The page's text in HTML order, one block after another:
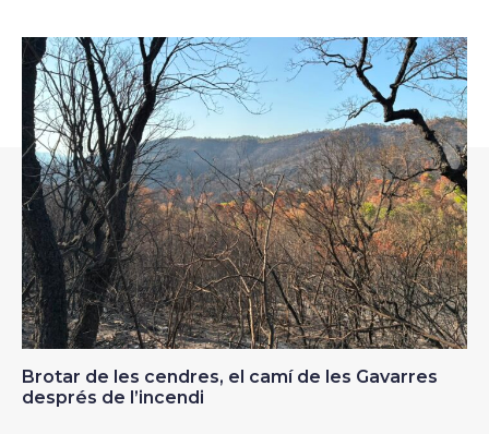
Brotar de les cendres, el camí de les Gavarres
després de l’incendi